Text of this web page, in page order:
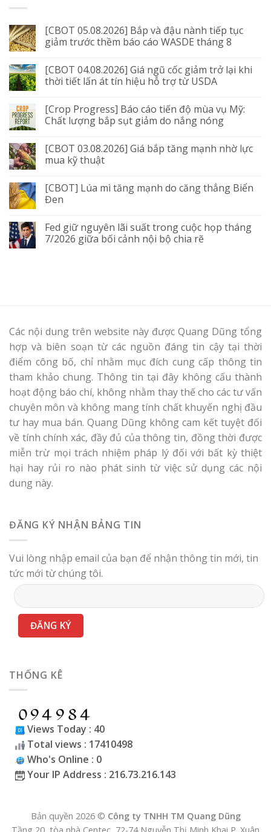
[CBOT 05.08.2026] Bắp và đậu nành tiếp tục
giảm trước thềm báo cáo WASDE tháng 8
[CBOT 04.08.2026] Giá ngũ cốc giảm trở lại khi
thời tiết lấn át tín hiệu hỗ trợ từ USDA
[Crop Progress] Báo cáo tiến độ mùa vụ Mỹ:
Chất lượng bắp sụt giảm do nắng nóng
[CBOT 03.08.2026] Giá bắp tăng mạnh nhờ lực
mua kỹ thuật
[CBOT] Lúa mì tăng mạnh do căng thẳng Biển
Đen
Fed giữ nguyên lãi suất trong cuộc họp tháng
7/2026 giữa bối cảnh nội bộ chia rẽ
Các nội dung trên website này được Quang Dũng tổng
hợp và biên soạn từ các nguồn đáng tin cậy tại thời
điểm công bố, chỉ nhằm mục đích cung cấp thông tin
tham khảo chung. Thông tin tại đây không cấu thành
hoạt động báo chí, không nhằm thay thế cho các tư vấn
chuyên môn và không mang tính chất khuyến nghị đầu
tư hay mua bán. Quang Dũng không cam kết tuyệt đối
về tính chính xác, đầy đủ của thông tin, đồng thời được
miễn trừ mọi trách nhiệm pháp lý đối với bất kỳ thiệt
hại hay rủi ro nào phát sinh từ việc sử dụng các nội
dung này.
ĐĂNG KÝ NHẬN BẢNG TIN
Vui lòng nhập email của bạn để nhận thông tin mới, tin
tức mới từ chúng tôi.
THỐNG KÊ
Views Today : 40
Total views : 17410498
Who's Online : 0
Your IP Address : 216.73.216.143
Bản quyền 2026 © Công ty TNHH TM Quang Dũng